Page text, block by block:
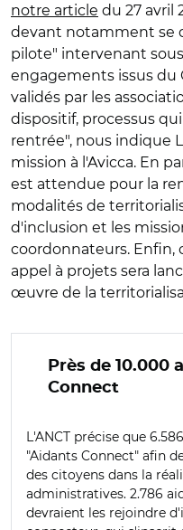
notre article du 27 avril
devant notamment se
pilote" intervenant
engagements issus du
validés par les
dispositif, processus
rentrée", nous indique
mission à l'Avicca. En
est attendue pour la
modalités de
d'inclusion et les
coordonnateurs. Enfin,
appel à projets sera
œuvre de la
Près de 10.000
Connect
L'ANCT précise que
"Aidants Connect" afin
des citoyens dans la
administratives. 2.786
devraient les rejoindre